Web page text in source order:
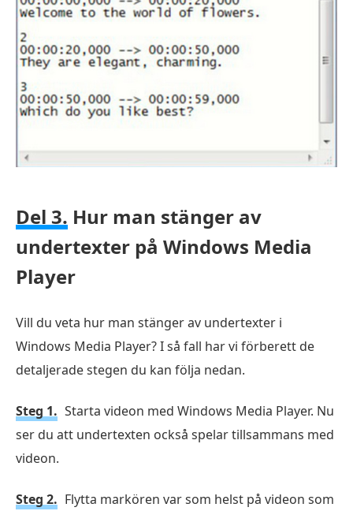
Del 3. Hur man stänger av
undertexter på Windows Media
Player
Vill du veta hur man stänger av undertexter i
Windows Media Player? I så fall har vi förberett de
detaljerade stegen du kan följa nedan.
Steg 1. Starta videon med Windows Media Player. Nu
ser du att undertexten också spelar tillsammans med
videon.
Steg 2. Flytta markören var som helst på videon som